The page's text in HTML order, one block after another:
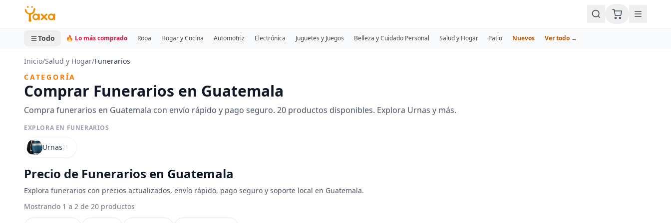
MINI CARRITO
0 productos
Todo 🔥 Lo más comprado Ropa Hogar y Cocina Automotriz Electrónica Juguetes y Juegos Belleza y Cuidado Personal Salud y Hogar Patio Nuevos Ver todo →
Inicio/Salud y Hogar/Funerarios
CATEGORÍA
Comprar Funerarios en Guatemala
Compra funerarios en Guatemala con envío rápido y pago seguro. 20 productos disponibles. Explora Urnas y más.
EXPLORA EN FUNERARIOS
Urnas21
Precio de Funerarios en Guatemala
Explora funerarios con precios actualizados, envío rápido, pago seguro y soporte local en Guatemala.
Mostrando 1 a 2 de 20 productos